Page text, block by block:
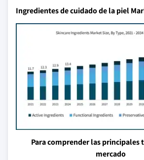
Ingredientes de cuidado de la piel
Para comprender las principales
mercado